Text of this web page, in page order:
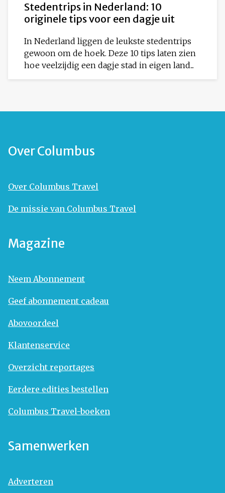
Stedentrips in Nederland: 10
originele tips voor een dagje uit
In Nederland liggen de leukste stedentrips
gewoon om de hoek. Deze 10 tips laten zien
hoe veelzijdig een dagje stad in eigen land...
Over Columbus
Over Columbus Travel
De missie van Columbus Travel
Magazine
Neem Abonnement
Geef abonnement cadeau
Abovoordeel
Klantenservice
Overzicht reportages
Eerdere edities bestellen
Columbus Travel-boeken
Samenwerken
Adverteren